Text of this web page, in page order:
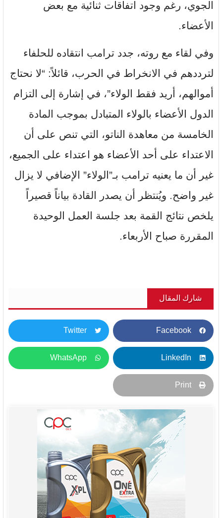
الجوي، رغم وجود اتفاقات ثنائية مع بعض
الأعضاء.
وفي لقاء مع روته، جدد ترامب انتقاده للحلفاء
لترددهم في الانخراط في الحرب، قائلاً: “لا نحتاج
أموالهم، أريد فقط الولاء”، في إشارة إلى التزام
الدول الأعضاء بالولاء المتبادل بموجب المادة
الخامسة من معاهدة الناتو، التي تنص على أن
الاعتداء على أحد الأعضاء هو اعتداء على الجميع،
غير أن ما يعنيه ترامب بـ”الولاء” الإضافي لا يزال
غير واضح. ويُنتظر أن يصدر القادة بياناً قصيراً
يلخص نتائج القمة بعد جلسة العمل الوحيدة
المقررة صباح الأربعاء.
شارك المقال
Facebook
Twitter
LinkedIn
WhatsApp
Print